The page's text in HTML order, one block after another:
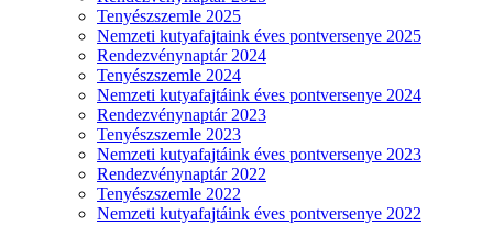
Tenyészszemle 2025
Nemzeti kutyafajtaink éves pontversenye 2025
Rendezvénynaptár 2024
Tenyészszemle 2024
Nemzeti kutyafajtáink éves pontversenye 2024
Rendezvénynaptár 2023
Tenyészszemle 2023
Nemzeti kutyafajtáink éves pontversenye 2023
Rendezvénynaptár 2022
Tenyészszemle 2022
Nemzeti kutyafajtáink éves pontversenye 2022